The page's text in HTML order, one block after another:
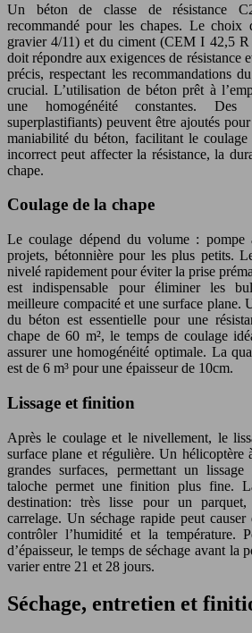
Un béton de classe de résistance
recommandé pour les chapes. Le choix
gravier 4/11) et du ciment (CEM I 42,5
doit répondre aux exigences de résistance
précis, respectant les recommandations
crucial. L’utilisation de béton prêt à
une homogénéité constantes. Des
superplastifiants) peuvent être ajoutés
maniabilité du béton, facilitant le
incorrect peut affecter la résistance, la
chape.
Coulage de la chape
Le coulage dépend du volume : pompe
projets, bétonnière pour les plus petits.
nivelé rapidement pour éviter la prise
est indispensable pour éliminer les
meilleure compacité et une surface plane.
du béton est essentielle pour une
chape de 60 m², le temps de coulage
assurer une homogénéité optimale. La
est de 6 m³ pour une épaisseur de 10cm.
Lissage et finition
Après le coulage et le nivellement, le
surface plane et régulière. Un hélicoptère
grandes surfaces, permettant un
taloche permet une finition plus fine.
destination: très lisse pour un
carrelage. Un séchage rapide peut
contrôler l’humidité et la température.
d’épaisseur, le temps de séchage avant la
varier entre 21 et 28 jours.
Séchage, entretien et